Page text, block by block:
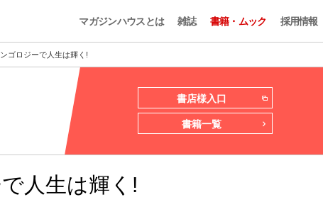
マガジンハウスとは 雑誌 書籍・ムック 採用情報
ゴロジーで人生は輝く!
書店様入口
書籍一覧
人生は輝く!